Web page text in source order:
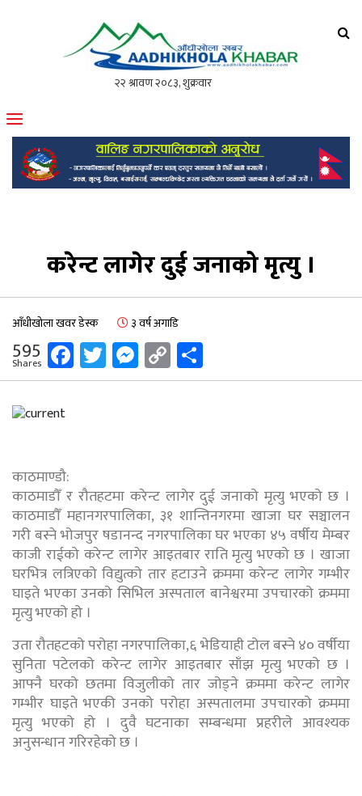
मोफसलकै लोकप्रिय अनलाइन पत्रिका
करेन्ट लागेर दुई जनाको मृत्यु ।
आँधीखोला खवर डेस्क ३ वर्ष अगाडि
595
Shares Facebook
Twitter
Messenger
Copy
Link
काठमाण्डौ:
काठमाडौँ र रौतहटमा करेन्ट लागेर दुई जनाको मृत्यु भएको छ ।
काठमाडौँ महानगरपालिका, ३१ शान्तिनगरमा खाजा घर सञ्चालन
गरी बस्ने भोजपुर षडानन्द नगरपालिका घर भएका ४५ वर्षीय मेम्बर
काजी राईको करेन्ट लागेर आइतबार राति मृत्यु भएको छ । खाजा
घरभित्र लत्रिएको विद्युत्को तार हटाउने क्रममा करेन्ट लागेर गम्भीर
घाइते भएका उनको सिभिल अस्पताल बानेश्वरमा उपचारको क्रममा
मृत्यु भएको हो ।
उता रौतहटको परोहा नगरपालिका,६ भेडियाही टोल बस्ने ४० वर्षीया
सुनिता पटेलको करेन्ट लागेर आइतबार साँझ मृत्यु भएको छ ।
आफ्नै घरको छतमा विजुलीको तार जोड्ने क्रममा करेन्ट लागेर
गम्भीर घाइते भएकी उनको परोहा अस्पतालमा उपचारको क्रममा
मृत्यु भएको हो । दुवै घटनाका सम्बन्धमा प्रहरीले आवश्यक
अनुसन्धान गरिरहेको छ ।